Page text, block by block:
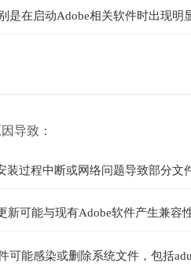
是在启动Adobe相关软件时出现明
导致：
装过程中断或网络问题导致部分文
新可能与现有Adobe软件产生兼
可能感染或删除系统文件，包括